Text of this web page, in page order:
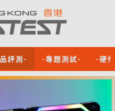
評測- -專題測試- -硬